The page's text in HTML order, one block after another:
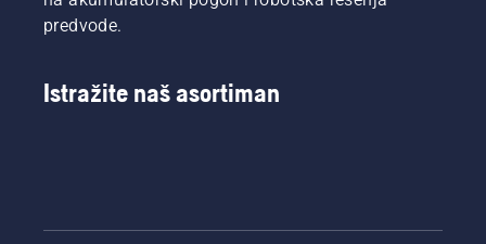
se
Husqvarna
mestu u
upotrebu
predvode.
Istražite naš asortiman